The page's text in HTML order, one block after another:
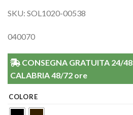
SKU: SOL1020-00538
040070
CONSEGNA GRATUITA 24/
CALABRIA 48/72 ore
COLORE